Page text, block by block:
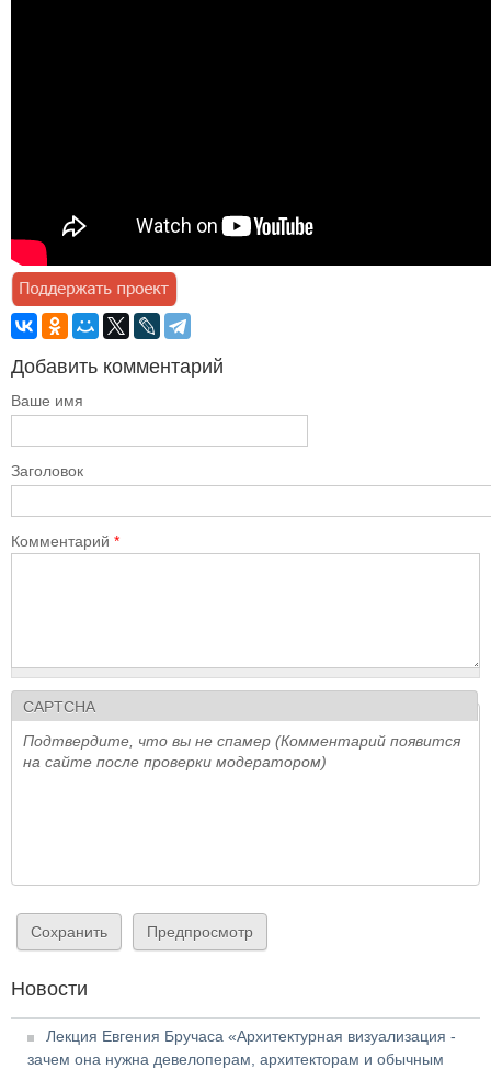
Добавить комментарий
Ваше имя
Заголовок
Комментарий *
CAPTCHA
Подтвердите, что вы не спамер (Комментарий появится
на сайте после проверки модератором)
Новости
Лекция Евгения Бручаса «Архитектурная визуализация -
зачем она нужна девелоперам, архитекторам и обычным